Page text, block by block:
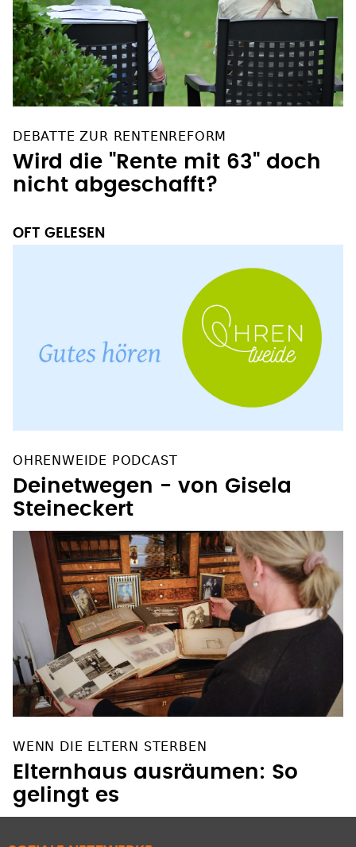
DEBATTE ZUR RENTENREFORM
Wird die "Rente mit 63" doch
nicht abgeschafft?
OFT GELESEN
OHRENWEIDE PODCAST
Deinetwegen - von Gisela
Steineckert
WENN DIE ELTERN STERBEN
Elternhaus ausräumen: So
gelingt es